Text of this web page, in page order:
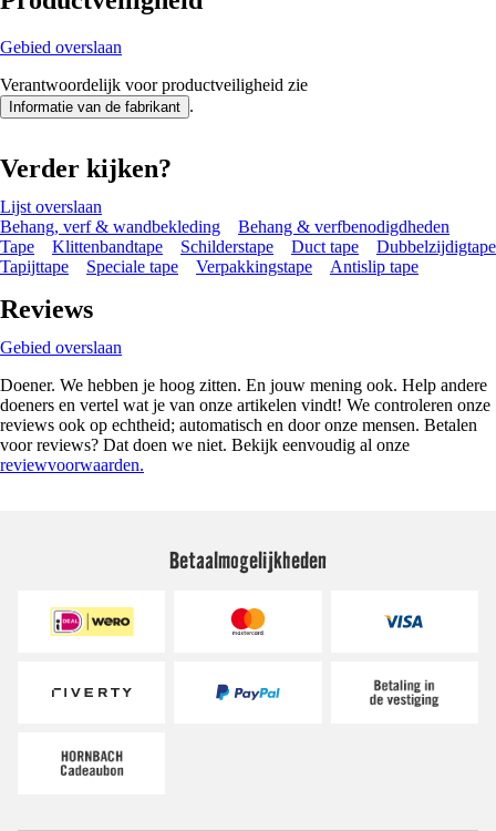
Gebied overslaan
Verantwoordelijk voor productveiligheid zie
Informatie van de fabrikant .
Verder kijken?
Lijst overslaan
Behang, verf & wandbekleding
Behang & verfbenodigdheden
Tape
Klittenbandtape Schilderstape Duct tape
Dubbelzijdigtape
Tapijttape
Speciale tape Verpakkingstape Antislip tape
Reviews
Gebied overslaan
Doener. We hebben je hoog zitten. En jouw mening ook. Help andere
doeners en vertel wat je van onze artikelen vindt! We controleren onze
reviews ook op echtheid; automatisch en door onze mensen. Betalen
voor reviews? Dat doen we niet. Bekijk eenvoudig al onze
reviewvoorwaarden.
Betaalmogelijkheden